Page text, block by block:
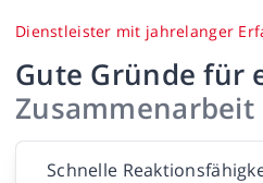
Dienstleister mit jahrelanger
Gute Gründe für
Zusammenarbeit
Schnelle